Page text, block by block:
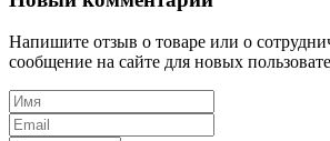
Напишите отзыв о товаре или о
сообщение на сайте для новых